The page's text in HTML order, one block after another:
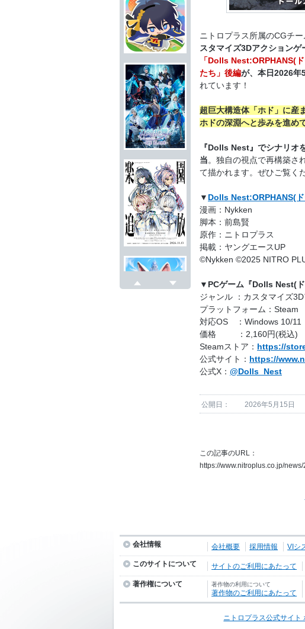
ニトロプラス所属のCGチ
スタマイズ3Dアクション
「Dolls Nest:ORPHANS(
たち」後編が、本日2026年
れています！
超巨大構造体「ホド」に産
ホドの深淵へと歩みを進め
『Dolls Nest』でシナリオ
当。独自の視点で再構築さ
て描かれます。ぜひご覧く
▼ Dolls Nest:ORPHANS(
漫画：Nykken
脚本：前島賢
原作：ニトロプラス
掲載：ヤングエースUP
©Nykken ©2025 NITRO
▼PCゲーム『Dolls Nest(ド
ジャンル ：カスタマイズ
プラットフォーム：Steam
対応OS ：Windows 10/11
価格 ：2,160円(税込)
Steamストア： https://
公式サイト： https://
公式X： @Dolls_Nest
公開日： 2026年5月15日
この記事のURL：
https://www.nitroplus.co.jp/
会社情報 会社概要 採用情報 VIシ
このサイトについて サイトのご利用にあたって
著作権について 著作物の利用について
著作物のご利用にあたって
ニトロプラス公式サイト